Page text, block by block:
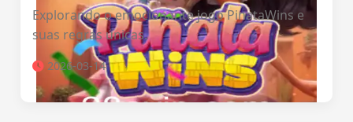
Explorando o emocionante jogo PinataWins e
suas regras únicas.
2026-03-14